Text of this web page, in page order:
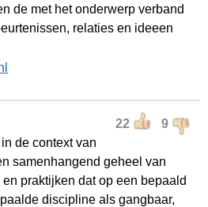
de met het onderwerp verband
relaties en ideeen
22 9
de context van
samenhangend geheel van
praktijken dat op een bepaald
discipline als gangbaar,